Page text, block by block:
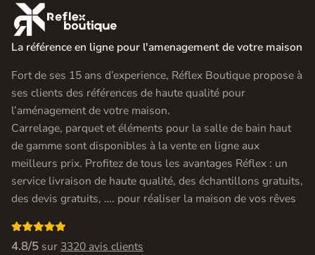

La référence en ligne pour l'amenagement de votre maison
Fort de ses 15 ans d’experience, Réflex Boutique propose à
ses clients des références de haute qualité pour
l’aménagement de votre maison.
Carrelage, parquet et éléments pour la salle de bain haut
de gamme sont disponibles à la vente en ligne aux
meilleurs prix. Profitez de tous les avantages Réflex : un
service livraison de haute qualité, des échantillons gratuits,
des devis gratuits, …. pour réaliser la maison de vos rêves

4.8/5 sur 3320 avis clients